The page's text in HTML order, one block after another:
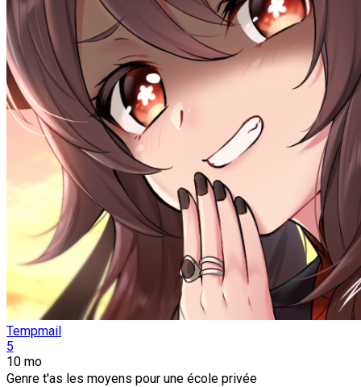
Tempmail
5
10 mo
Genre t'as les moyens pour une école privée